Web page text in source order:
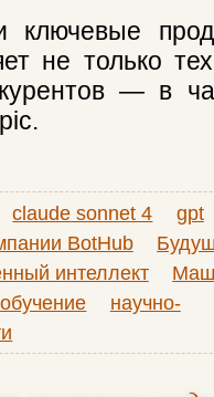
ключевые
не только
— в
claude sonnet 4
gpt
BotHub
интеллект
научно-